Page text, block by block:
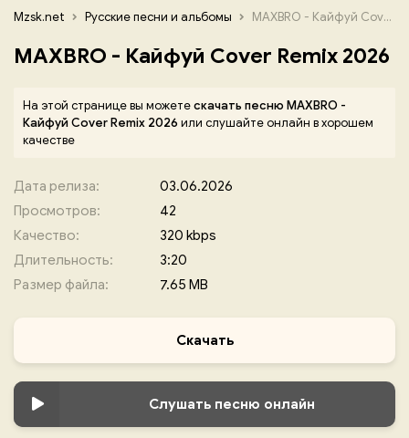
Mzsk.net Русские песни и альбомы MAXBRO - Кайфуй Cover Remix 2026
MAXBRO - Кайфуй Cover Remix 2026
На этой странице вы можетескачать песню MAXBRO -
Кайфуй Cover Remix 2026 или слушайте онлайн в хорошем
качестве
Дата релиза:
03.06.2026
Просмотров:
42
Качество:
320 kbps
Длительность:
3:20
Размер файла:
7.65 MB
Скачать
Слушать песню онлайн